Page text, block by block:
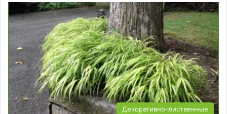
Декоративно-лиственные